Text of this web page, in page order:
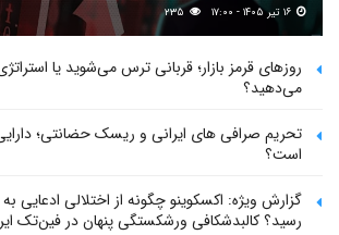
۲۳۵
روزهای قرمز بازار؛ قربانی ترس می‌شوید یا
می‌دهید؟
تحریم صرافی های ایرانی و ریسک حضانتی؛
است؟
گزارش ویژه: اکسکوینو چگونه از اختلالی ادعایی
رسید؟ کالبدشکافی ورشکستگی پنهان در فین‌تک